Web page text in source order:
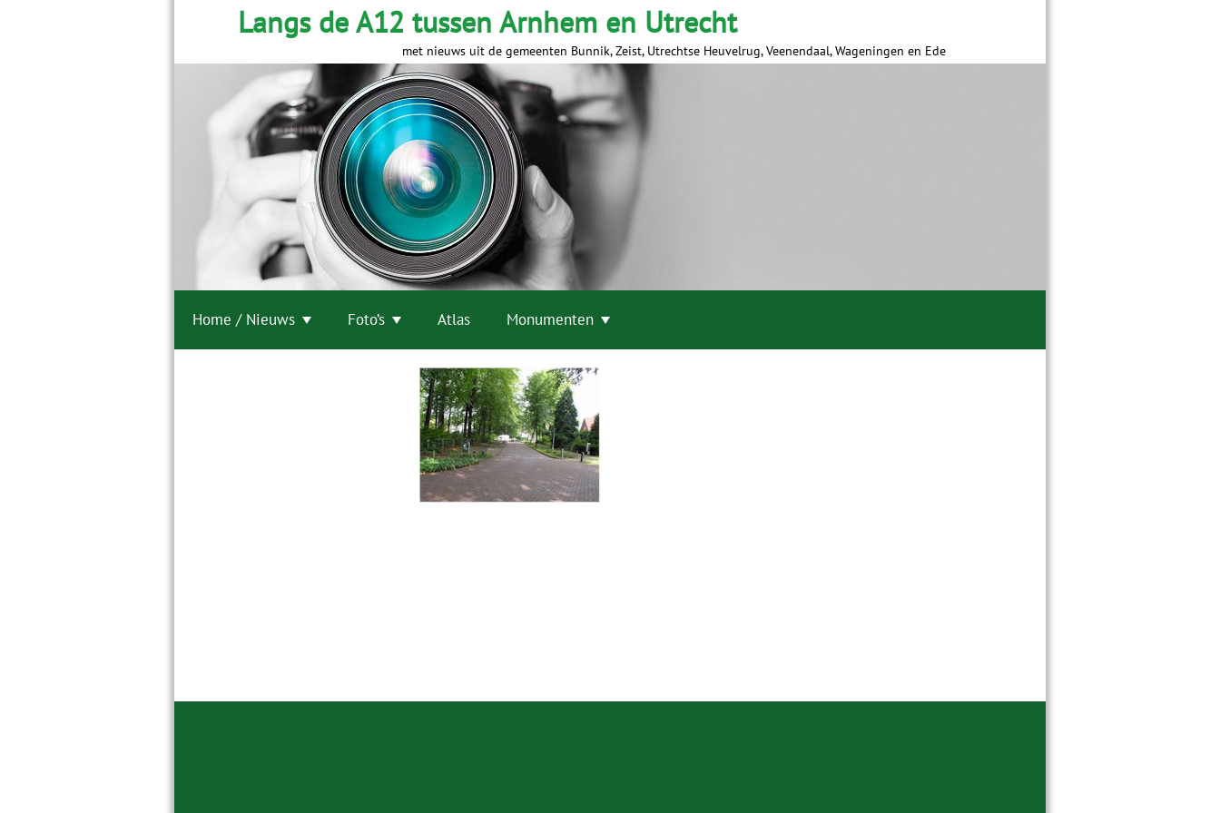
Langs de A12 tussen Arnhem en Utrecht
met nieuws uit de gemeenten Bunnik, Zeist, Utrechtse Heuvelrug, Veenendaal, Wageningen en Ede
Home / Nieuws Foto’s Atlas Monumenten